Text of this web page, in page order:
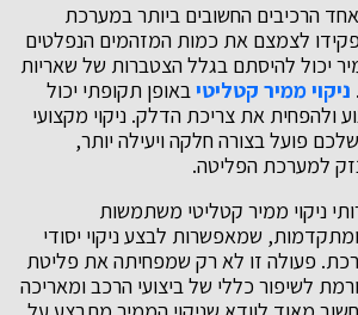
הרכיבים החשובים ביותר במערכת
לצמצם את כמות המזהמים הנפלטים
יכול להיסתם בגלל הצטברות של שאריות
ניקוי ממיר קטליטיבאופן תקופתי יכול
ולהפחית את צריכת הדלק. ניקוי מקצועי
פועל בצורה חלקה ויעילה יותר,
למערכת הפליטה.
ניקוי ממיר קטליטי משתמשות
שמאפשרות לבצע ניקוי יסודי
פעולה זו לא רק שמפחיתה את פליטת
לשיפור כללי של ביצועי הרכב ומאריכה